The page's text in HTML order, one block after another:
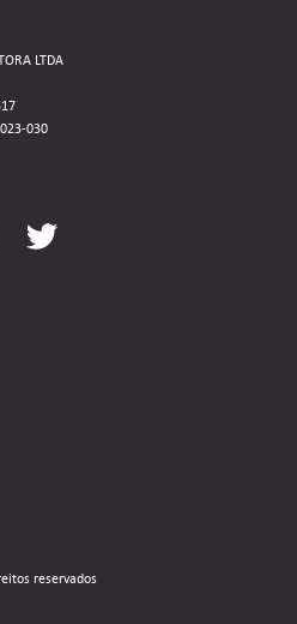
LTDA
030
reservados